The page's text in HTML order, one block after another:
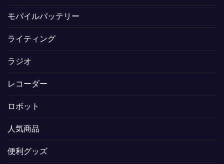
モバイルバッテリー
ライティング
ラジオ
レコーダー
ロボット
人気商品
便利グッズ